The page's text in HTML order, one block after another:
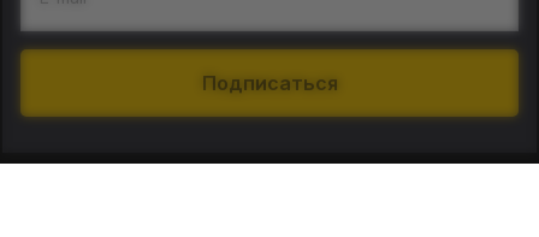
Подписаться